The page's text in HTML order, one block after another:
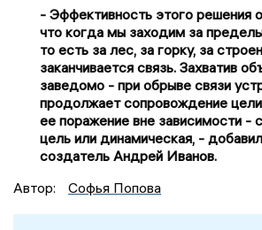
- Эффективность этого решения
что когда мы заходим за
то есть за лес, за горку, за
заканчивается связь. Захватив
заведомо - при обрыве связи
продолжает сопровождение
ее поражение вне зависимости -
цель или динамическая, - добавил
создатель Андрей Иванов.
Автор:
Софья Попова